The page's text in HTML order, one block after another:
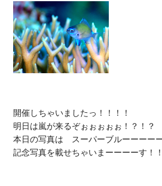
開催しちゃいましたっ！！！！
明日は嵐が来るぞぉぉぉぉぉ！？！？
本日の写真は　スーパーブルーーーー
記念写真を載せちゃいまーーーーす！